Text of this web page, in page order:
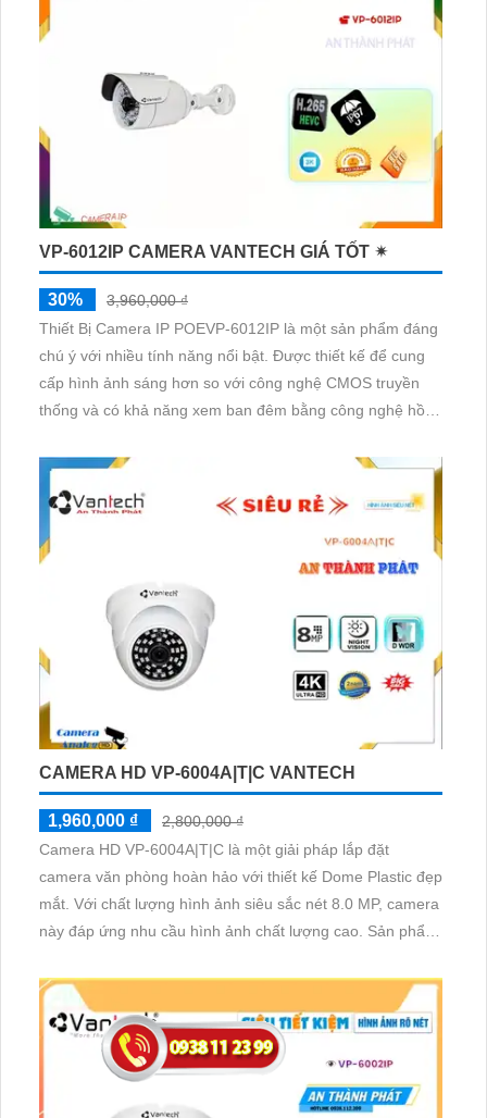
VP-6012IP CAMERA VANTECH GIÁ TỐT ✴
30%
3,960,000 ₫
Thiết Bị Camera IP POEVP-6012IP là một sản phẩm đáng
chú ý với nhiều tính năng nổi bật. Được thiết kế để cung
cấp hình ảnh sáng hơn so với công nghệ CMOS truyền
thống và có khả năng xem ban đêm bằng công nghệ hồng
chất lượng hình ảnh không bị biến đổi khi truyền qua
mạng
CAMERA HD VP-6004A|T|C VANTECH
1,960,000 ₫
2,800,000 ₫
Camera HD VP-6004A|T|C là một giải pháp lắp đặt
camera văn phòng hoàn hảo với thiết kế Dome Plastic đẹp
mắt. Với chất lượng hình ảnh siêu sắc nét 8.0 MP, camera
này đáp ứng nhu cầu hình ảnh chất lượng cao. Sản phẩm
mang lại khả năng quan sát tốt